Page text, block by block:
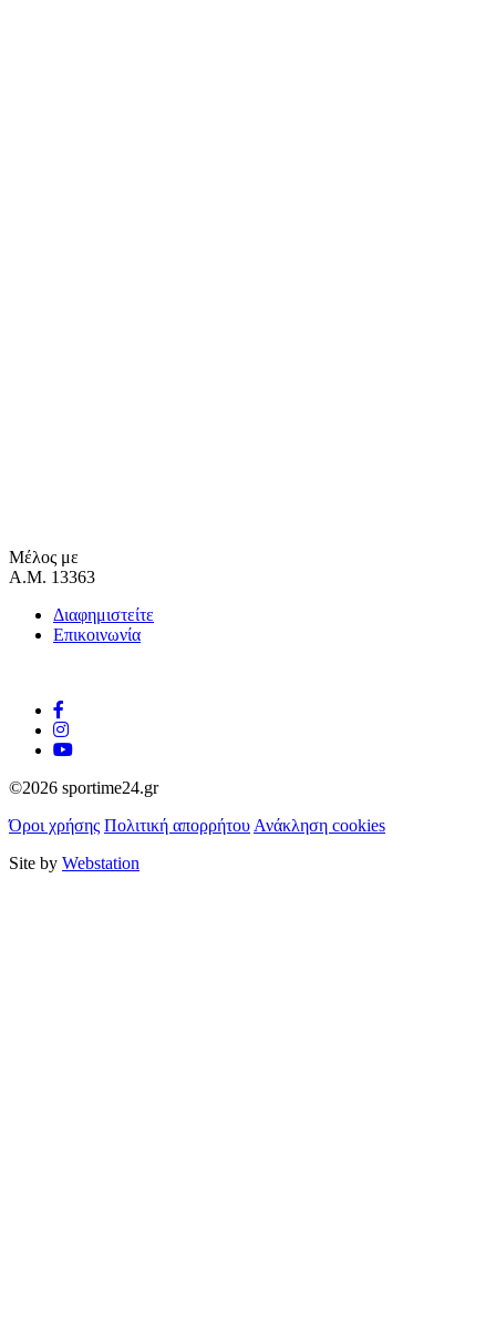
Μέλος με
Α.Μ. 13363
Διαφημιστείτε
Επικοινωνία
©2026 sportime24.gr
Όροι χρήσης Πολιτική απορρήτου Ανάκληση cookies
Site by Webstation